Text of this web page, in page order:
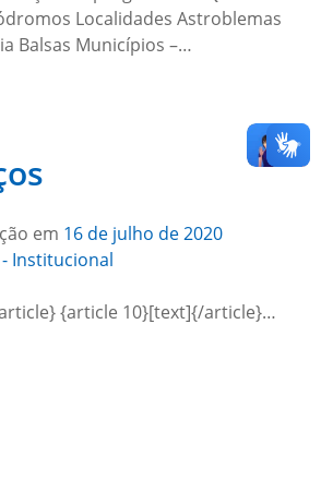
Localidades Astroblemas
Balsas Municípios –…
em 16 de julho de 2020
- Institucional
{article 10}[text]{/article}…